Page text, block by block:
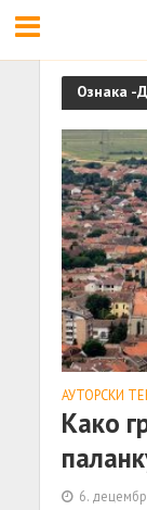
Ознака -
АУТОРСКИ
Како
6.